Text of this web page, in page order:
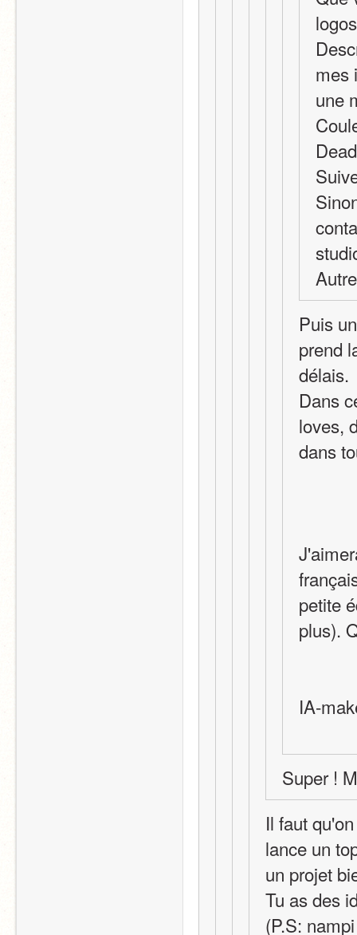
mes
une
Puis
prend
délais.
Dans
loves,
dans
petite
plus).
IA-
Super !
Il faut
lance un
un projet
Tu as des
(P.S: